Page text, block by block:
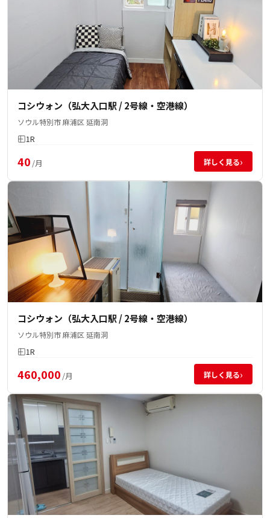
コシウォン（弘大入口駅 / 2号線・空港線）
ソウル特別市 麻浦区 延南洞
1R
40 /月 詳しく見る›
コシウォン（弘大入口駅 / 2号線・空港線）
ソウル特別市 麻浦区 延南洞
1R
460,000 /月 詳しく見る›